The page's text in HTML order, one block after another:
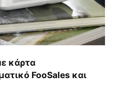
κάρτα
FooSales και